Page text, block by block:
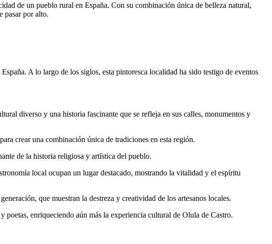
de un pueblo rural en España. Con su combinación única de belleza natural,
pasar por alto.
A lo largo de los siglos, esta pintoresca localidad ha sido testigo de eventos
diverso y una historia fascinante que se refleja en sus calles, monumentos y
crear una combinación única de tradiciones en esta región.
de la historia religiosa y artística del pueblo.
local ocupan un lugar destacado, mostrando la vitalidad y el espíritu
que muestran la destreza y creatividad de los artesanos locales.
poetas, enriqueciendo aún más la experiencia cultural de Olula de Castro.